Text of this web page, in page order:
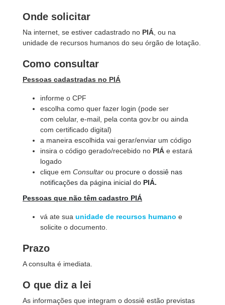
Onde solicitar
Na internet, se estiver cadastrado no PIÁ , ou na
unidade de recursos humanos do seu órgão de lotação.
Como consultar
Pessoas cadastradas no PIÁ
informe o CPF
escolha como quer fazer login (pode ser
com celular, e-mail, pela conta gov.br ou ainda
com certificado digital)
a maneira escolhida vai gerar/enviar um código
insira o código gerado/recebido no PIÁ e estará
logado
clique em Consultar ou procure o dossiê nas
notificações da página inicial do PIÁ.
Pessoas que não têm cadastro PIÁ
vá ate sua unidade de recursos humano e
solicite o documento
Prazo
A consulta é imediata.
O que diz a lei
As informações que integram o dossiê estão previstas